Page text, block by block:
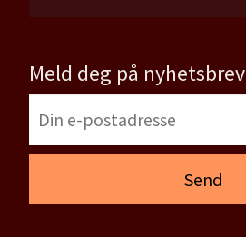
Meld deg på nyhetsbrev